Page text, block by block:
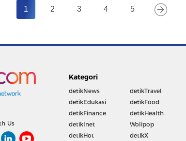
1 2 3 4 5
Us
Kategori
detikNews
detikEdukasi
detikFinance
detikInet
detikHot
detikTravel
detikFood
detikHealth
Wolipop
detikX